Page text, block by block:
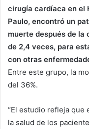
cirugía cardíaca en el
Paulo, encontró un
muerte después de la
de 2,4 veces, para
con otras
Entre este grupo, la
del 36%.
“El estudio refleja que
la salud de los